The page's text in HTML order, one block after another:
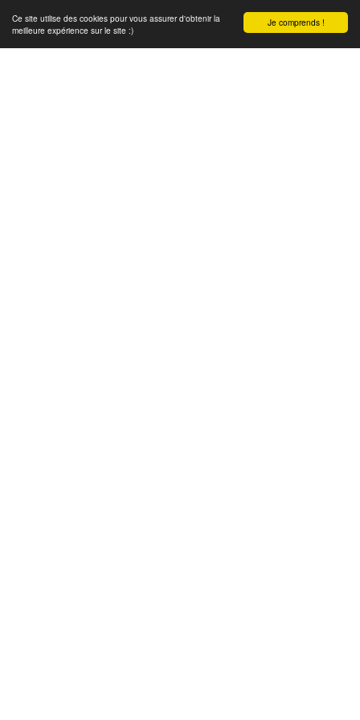
Je comprends !
Ce site utilise des cookies pour vous assurer d'obtenir la
meilleure expérience sur le site :)